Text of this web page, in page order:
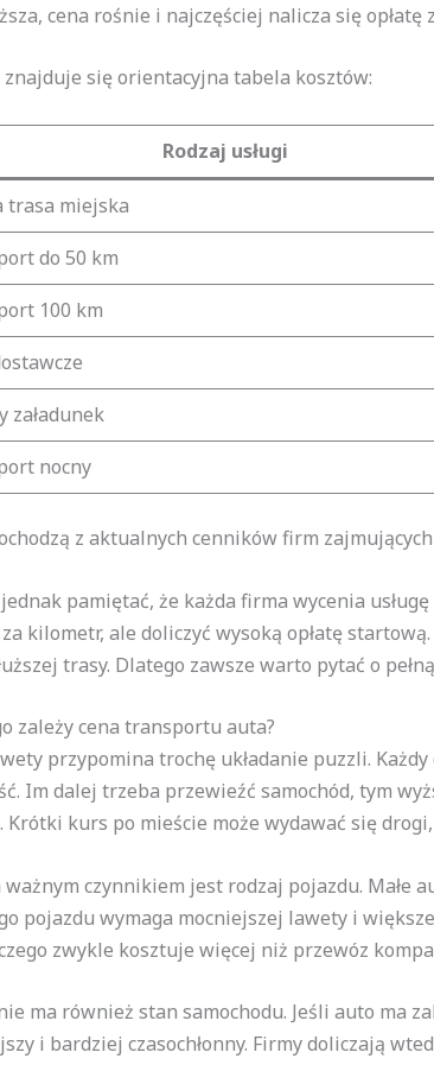
cena rośnie i najczęściej nalicza się opłatę
znajduje się orientacyjna tabela kosztów:
Rodzaj usługi
trasa miejska
do 50 km
100 km
załadunek
nocny
z aktualnych cenników firm
pamiętać, że każda firma wycenia
kilometr, ale doliczyć wysoką opłatę
trasy. Dlatego zawsze warto pytać o
zależy cena transportu auta?
przypomina trochę układanie puzzli.
Im dalej trzeba przewieźć samochód, tym
Krótki kurs po mieście może wydawać się
czynnikiem jest rodzaj pojazdu. Małe
pojazdu wymaga mocniejszej lawety i
zwykle kosztuje więcej niż przewóz
ma również stan samochodu. Jeśli auto ma
i bardziej czasochłonny. Firmy doliczają